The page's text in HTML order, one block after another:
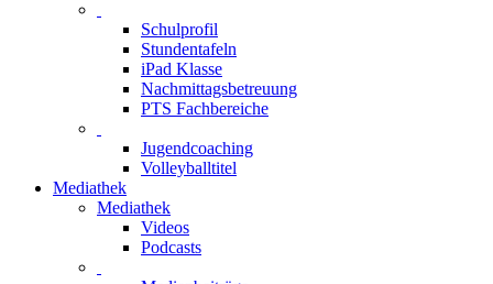
Schulprofil
Stundentafeln
iPad Klasse
Nachmittagsbetreuung
PTS Fachbereiche
Jugendcoaching
Volleyballtitel
Mediathek
Mediathek
Videos
Podcasts